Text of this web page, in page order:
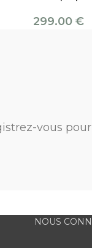
299.00 €
vous
NOUS